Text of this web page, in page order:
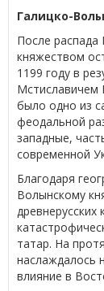
Галицко-
После
княжеством
1199 году в
Мстиславичем
было одно из
феодальной
западные,
современной
Благодаря
Волынскому
татар. На
наслаждалось
влияние в